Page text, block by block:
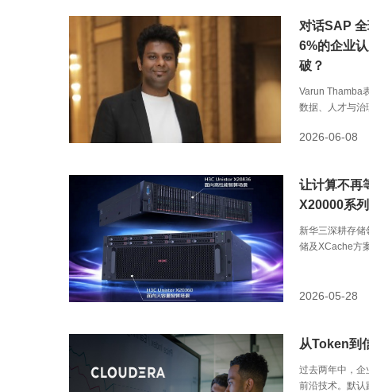
对话SAP
6%的企业
破？
Varun Thamba
数据、人才与治
2026-06-08
让计算不再
X20000系列
新华三深耕存
储及XCache方
2026-05-28
从Token到
过去两年中，企
前沿技术。默认